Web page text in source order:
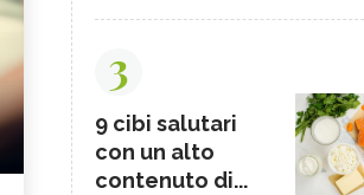
3
9 cibi salutari
con un alto
contenuto di...